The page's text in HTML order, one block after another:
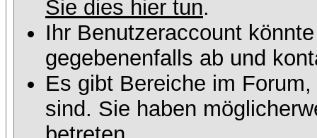
Sie dies hier tun.
Ihr Benutzeraccount
gegebenenfalls ab und
Es gibt Bereiche im
sind. Sie haben